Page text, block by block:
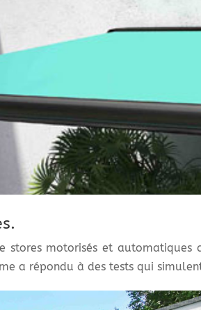
stores motorisés et
a répondu à des tests qui